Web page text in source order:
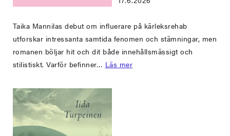
Taika Mannilas debut om influerare på kärleksrehab
utforskar intressanta samtida fenomen och stämningar, men
romanen böljar hit och dit både innehållsmässigt och
stilistiskt. Varför befinner… Läs mer